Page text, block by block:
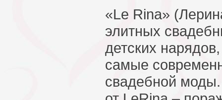
«Le Rina»
элитных
детских
самые
свадебной